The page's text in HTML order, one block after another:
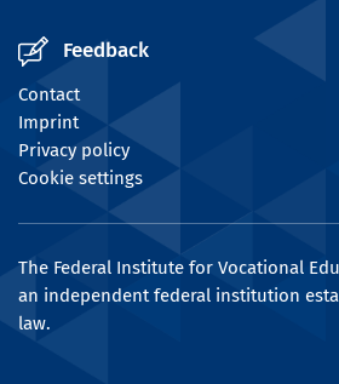
Feedback
Contact
Imprint
Privacy policy
Cookie settings
The Federal Institute for Vocational
an independent federal institution
law.